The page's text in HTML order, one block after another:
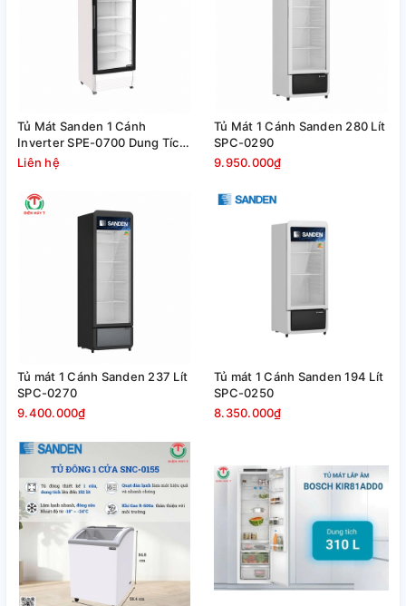
Tủ Mát Sanden 1 Cánh
Inverter SPE-0700 Dung Tích
638 Lít
Liên hệ
Tủ Mát 1 Cánh Sanden 280 Lít
SPC-0290
9.950.000₫
Tủ mát 1 Cánh Sanden 237 Lít
SPC-0270
9.400.000₫
Tủ mát 1 Cánh Sanden 194 Lít
SPC-0250
8.350.000₫